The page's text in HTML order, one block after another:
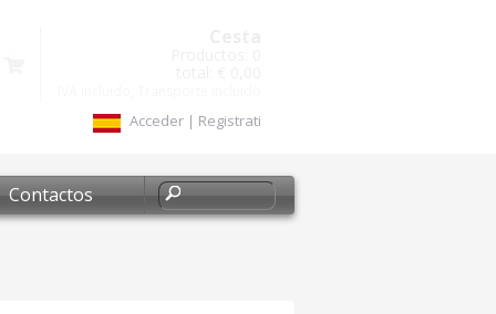
Acceder | Registrati
Contactos